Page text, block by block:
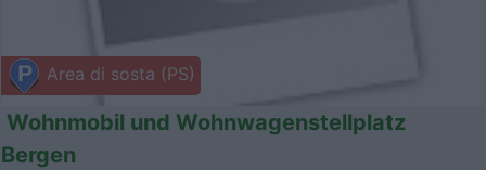
Area di sosta (PS)
Wohnmobil und Wohnwagenstellplatz
Bergen